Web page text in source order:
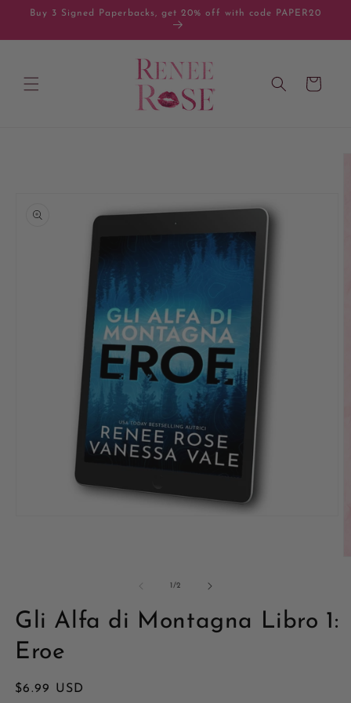
Skip to
Buy 3 Signed Paperbacks, get 20% off with code PAPER20
Cart
/of
2
Gli Alfa di Montagna Libro 1:
Eroe
Regular
$6.99 USD